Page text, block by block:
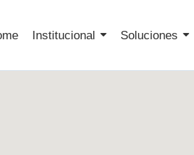
Institucional Soluciones